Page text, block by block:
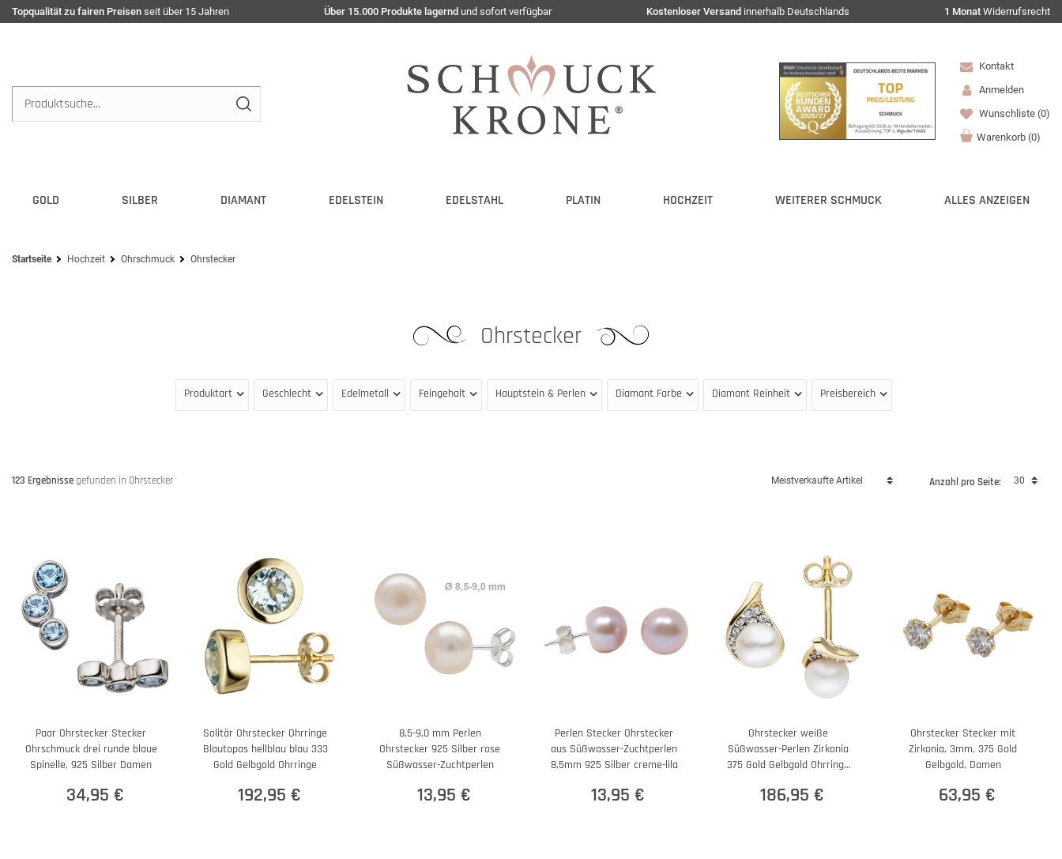
Topqualität zu fairen Preisen seit über 15 Jahren Über 15.000 Produkte lagernd und sofort verfügbar Kostenloser Versand innerhalb Deutschlands 1 Monat Widerrufsrecht
Kontakt
Anmelden
Wunschliste (0)
Warenkorb (0)
GOLD SILBER DIAMANT EDELSTEIN EDELSTAHL PLATIN HOCHZEIT WEITERER SCHMUCK ALLES ANZEIGEN
Startseite Hochzeit Ohrschmuck Ohrstecker
Ohrstecker
Produktart Geschlecht Edelmetall Feingehalt Hauptstein & Perlen Diamant Farbe Diamant Reinheit Preisbereich
123 Ergebnisse gefunden in Ohrstecker Anzahl pro Seite:
Paar Ohrstecker Stecker
Ohrschmuck drei runde blaue
Spinelle, 925 Silber Damen
34,95 €
Solitär Ohrstecker Ohrringe
Blautopas hellblau blau 333
Gold Gelbgold Ohrringe
192,95 €
8,5-9,0 mm Perlen
Ohrstecker 925 Silber rose
Süßwasser-Zuchtperlen
13,95 €
Perlen Stecker Ohrstecker
aus Süßwasser-Zuchtperlen
8,5mm 925 Silber creme-lila
13,95 €
Ohrstecker weiße
Süßwasser-Perlen Zirkonia
375 Gold Gelbgold Ohrringe
186,95 €
Ohrstecker Stecker mit
Zirkonia, 3mm, 375 Gold
Gelbgold, Damen
63,95 €
Filter